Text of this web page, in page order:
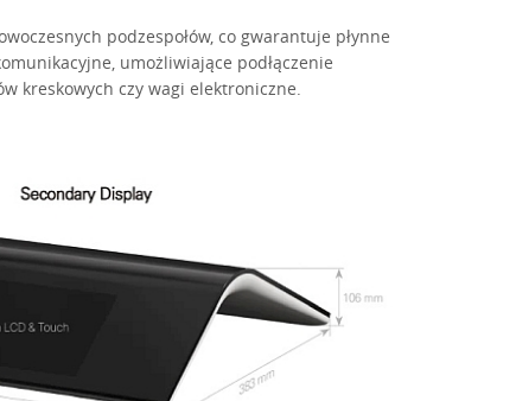
podzespołów, co gwarantuje płynne
umożliwiające podłączenie
kreskowych czy wagi elektroniczne.